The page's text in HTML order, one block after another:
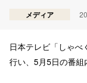
メディア
日本テレビ「しゃ
行い、5月5日の番組